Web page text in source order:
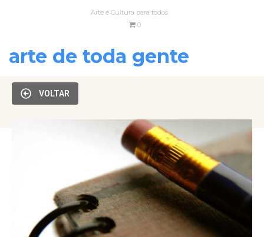
Arte e Cultura para todos
0
arte de toda gente
VOLTAR